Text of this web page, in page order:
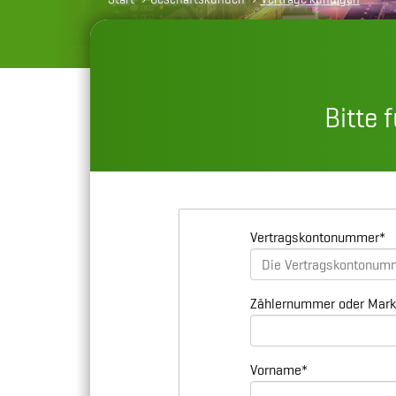
Bitte
Vertragskontonummer*
Zählernummer oder
Vorname*